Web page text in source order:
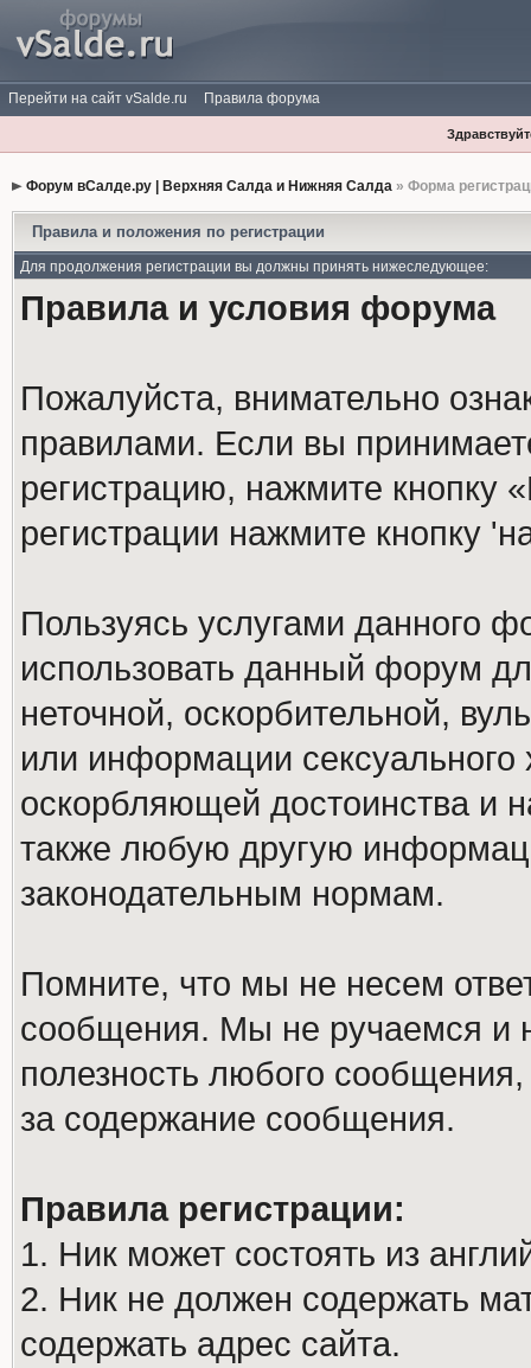
Перейти на сайт vSalde.ru Правила форума
Форум вСалде.ру | Верхняя Салда и Нижняя Салда» Форма
Правила и положения по регистрации
Для продолжения регистрации вы должны принять нижеследующее:
Правила и условия форума
Пожалуйста, внимательно
правилами. Если вы
регистрацию, нажмите кнопку
регистрации нажмите кнопку
Пользуясь услугами данного
использовать данный форум
неточной, оскорбительной,
или информации
оскорбляющей достоинства и
также любую другую
законодательным нормам.
Помните, что мы не несем
сообщения. Мы не ручаемся и
полезность любого
за содержание сообщения.
Правила регистрации:
1. Ник может состоять из
2. Ник не должен содержать
содержать адрес сайта.